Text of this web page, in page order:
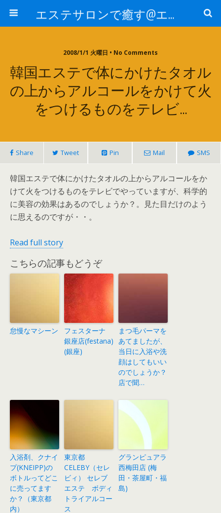
エステサロンで癒す@エステ～全国エステ情報
2008/1/1 火曜日 • No Comments
韓国エステで体にかけたタオル
の上からアルコールをかけて火
をつけるものをテレビ…
Share Tweet Pin Mail SMS
韓国エステで体にかけたタオルの上からアルコールをか
けて火をつけるものをテレビでやっていますが、科学的
に美容の効果はあるのでしょうか？。見た目だけのよう
に思えるのですが・・。
Read full story
こちらの記事もどうぞ
怠慢なマシーン
フェスターナ
銀座店(festana)
(銀座)
まつ毛パーマを
あてましたが、
当日に入浴や洗
顔はしてもいい
のでしょうか？
店で聞…
入浴剤、クナイ
プ(KNEIPP)の
ボトルってどこ
に売ってます
か？（東京都
内）
東京都
CELEBY（セレ
ビィ） セレブ
エステ ボディ
トライアルコー
ス
グランピュアラ
西梅田店 (梅
田・茶屋町・福
島)